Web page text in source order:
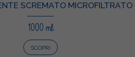
SCREMATO
1000 ml
SCOPRI